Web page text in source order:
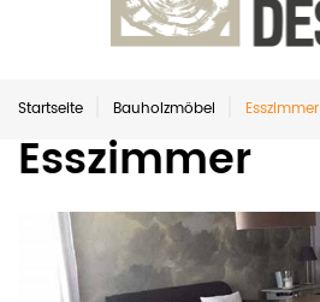
Startseite Bauholzmöbel Esszimmer
Esszimmer